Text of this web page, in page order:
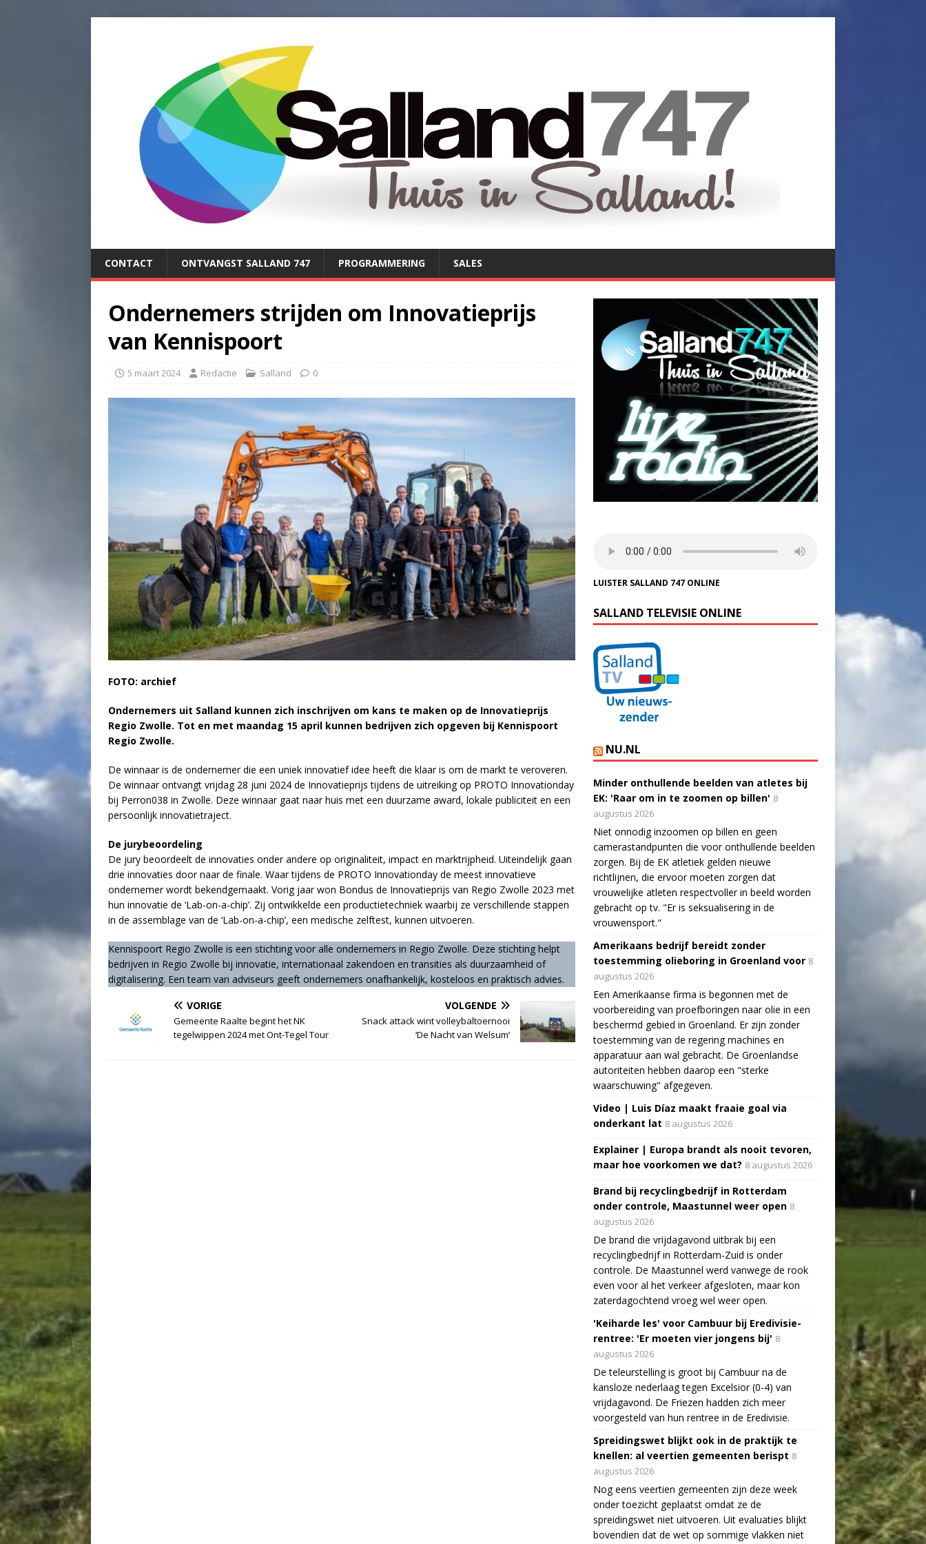
CONTACT ONTVANGST SALLAND 747 PROGRAMMERING SALES
Ondernemers strijden om Innovatieprijs
van Kennispoort
5 maart 2024 Redactie Salland 0
FOTO: archief
Ondernemers uit Salland kunnen zich inschrijven om kans te maken op de Innovatieprijs
Regio Zwolle. Tot en met maandag 15 april kunnen bedrijven zich opgeven bij Kennispoort
Regio Zwolle.
De winnaar is de ondernemer die een uniek innovatief idee heeft die klaar is om de markt te veroveren.
De winnaar ontvangt vrijdag 28 juni 2024 de Innovatieprijs tijdens de uitreiking op PROTO Innovationday
bij Perron038 in Zwolle. Deze winnaar gaat naar huis met een duurzame award, lokale publiciteit en een
persoonlijk innovatietraject.
De jurybeoordeling
De jury beoordeelt de innovaties onder andere op originaliteit, impact en marktrijpheid. Uiteindelijk gaan
drie innovaties door naar de finale. Waar tijdens de PROTO Innovationday de meest innovatieve
ondernemer wordt bekendgemaakt. Vorig jaar won Bondus de Innovatieprijs van Regio Zwolle 2023 met
hun innovatie de ‘Lab-on-a-chip’. Zij ontwikkelde een productietechniek waarbij ze verschillende stappen
in de assemblage van de ‘Lab-on-a-chip’, een medische zelftest, kunnen uitvoeren.
Kennispoort Regio Zwolle is een stichting voor alle ondernemers in Regio Zwolle. Deze stichting helpt
bedrijven in Regio Zwolle bij innovatie, internationaal zakendoen en transities als duurzaamheid of
digitalisering. Een team van adviseurs geeft ondernemers onafhankelijk, kosteloos en praktisch advies.
VORIGE
Gemeente Raalte begint het NK
tegelwippen 2024 met Ont-Tegel Tour
VOLGENDE
Snack attack wint volleybaltoernooi
‘De Nacht van Welsum’
LUISTER SALLAND 747 ONLINE
SALLAND TELEVISIE ONLINE
NU.NL
Minder onthullende beelden van atletes bij
EK: 'Raar om in te zoomen op billen' 8
augustus 2026
Niet onnodig inzoomen op billen en geen
camerastandpunten die voor onthullende beelden
zorgen. Bij de EK atletiek gelden nieuwe
richtlijnen, die ervoor moeten zorgen dat
vrouwelijke atleten respectvoller in beeld worden
gebracht op tv. "Er is seksualisering in de
vrouwensport."
Amerikaans bedrijf bereidt zonder
toestemming olieboring in Groenland voor 8
augustus 2026
Een Amerikaanse firma is begonnen met de
voorbereiding van proefboringen naar olie in een
beschermd gebied in Groenland. Er zijn zonder
toestemming van de regering machines en
apparatuur aan wal gebracht. De Groenlandse
autoriteiten hebben daarop een "sterke
waarschuwing" afgegeven.
Video | Luis Díaz maakt fraaie goal via
onderkant lat 8 augustus 2026
Explainer | Europa brandt als nooit tevoren,
maar hoe voorkomen we dat? 8 augustus 2026
Brand bij recyclingbedrijf in Rotterdam
onder controle, Maastunnel weer open 8
augustus 2026
De brand die vrijdagavond uitbrak bij een
recyclingbedrijf in Rotterdam-Zuid is onder
controle. De Maastunnel werd vanwege de rook
even voor al het verkeer afgesloten, maar kon
zaterdagochtend vroeg wel weer open.
'Keiharde les' voor Cambuur bij Eredivisie-
rentree: 'Er moeten vier jongens bij' 8
augustus 2026
De teleurstelling is groot bij Cambuur na de
kansloze nederlaag tegen Excelsior (0-4) van
vrijdagavond. De Friezen hadden zich meer
voorgesteld van hun rentree in de Eredivisie.
Spreidingswet blijkt ook in de praktijk te
knellen: al veertien gemeenten berispt 8
augustus 2026
Nog eens veertien gemeenten zijn deze week
onder toezicht geplaatst omdat ze de
spreidingswet niet uitvoeren. Uit evaluaties blijkt
bovendien dat de wet op sommige vlakken niet